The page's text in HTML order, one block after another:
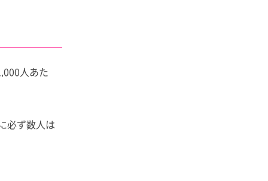
人あた
必ず数人は